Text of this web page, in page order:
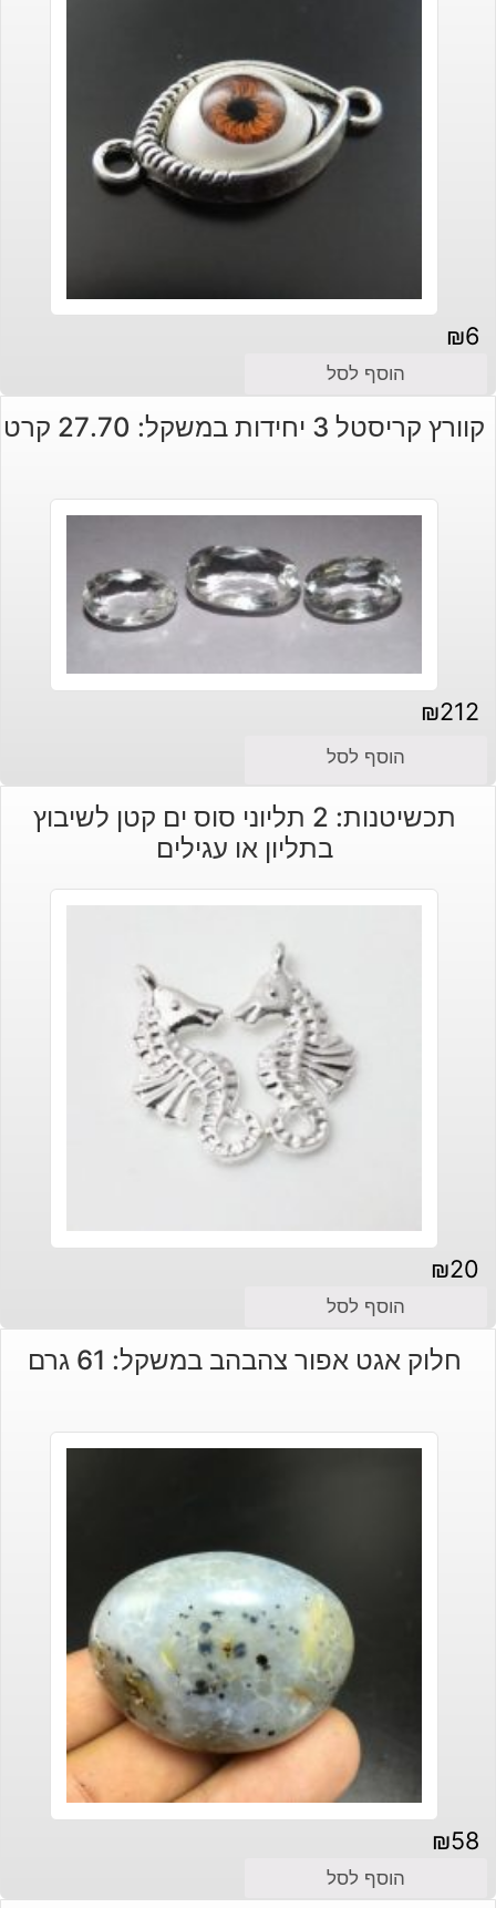
₪6
הוסף לסל
קוורץ קריסטל 3 יחידות במשקל: 27.70 קרט
₪212
הוסף לסל
תכשיטנות: 2 תליוני סוס ים קטן לשיבוץ
בתליון או עגילים
₪20
הוסף לסל
חלוק אגט אפור צהבהב במשקל: 61 גרם
₪58
הוסף לסל